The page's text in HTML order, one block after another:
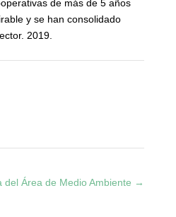
de más de 5 años
y se han consolidado
2019.
del Área de Medio Ambiente →